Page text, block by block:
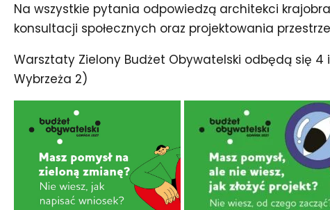
Na wszystkie pytania odpowiedzą architekci
konsultacji społecznych oraz projektowania
Warsztaty Zielony Budżet Obywatelski odbędą się 4
Wybrzeża 2)